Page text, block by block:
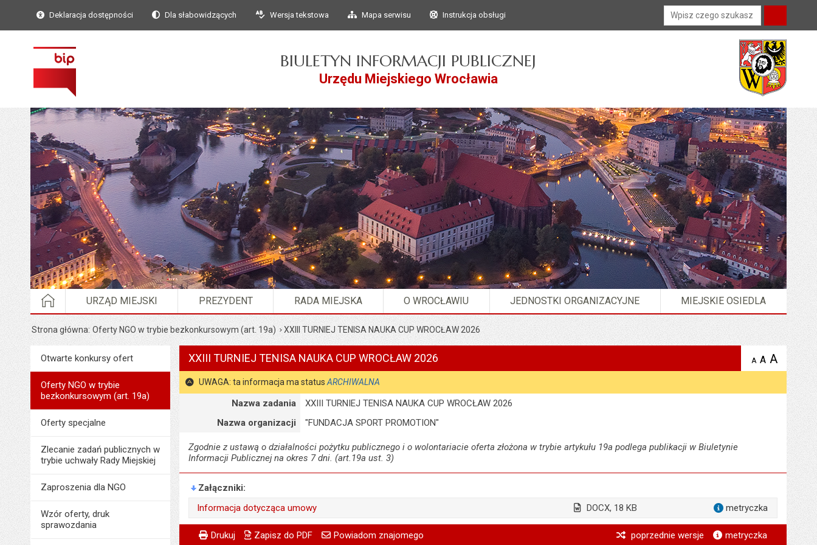
Przejdź do głównego
Przejdź do treści
Deklaracja dostępności Dla słabowidzących Wersja tekstowa Mapa serwisu Instrukcja obsługi Wyszukiwarka
BIULETYN INFORMACJI PUBLICZNEJ
Urzędu Miejskiego Wrocławia
STRONA GŁÓWNA
URZĄD MIEJSKI PREZYDENT RADA MIEJSKA O WROCŁAWIU JEDNOSTKI ORGANIZACYJNE MIEJSKIE OSIEDLA
Strona główna Oferty NGO w trybie bezkonkursowym (art. 19a) XXIII TURNIEJ TENISA NAUKA CUP WROCŁAW 2026
MenuOrganizacje pozarządowe
Otwarte konkursy ofert
Oferty NGO w trybie
bezkonkursowym (art. 19a)
Oferty specjalne
Zlecanie zadań publicznych w
trybie uchwały Rady Miejskiej
Zaproszenia dla NGO
Wzór oferty, druk
sprawozdania
XXIII TURNIEJ TENISA NAUKA CUP WROCŁAW 2026 Wersja strony w formacie
A zmniejsz
tekst na
A domyślna
wielkość
stronie
A
tekst
UWAGA: ta informacja ma statusARCHIWALNA
Nazwa zadania
XXIII TURNIEJ TENISA NAUKA CUP WROCŁAW 2026
Nazwa organizacji
"FUNDACJA SPORT PROMOTION"
Zgodnie z ustawą o działalności pożytku publicznego i o wolontariacie oferta złożona w trybie artykułu 19a podlega publikacji w Biuletynie
Informacji Publicznej na okres 7 dni. (art.19a ust. 3)
Załączniki
Informacja dotycząca umowy
DOCX, 18 KB
metryczka
Wytworzył:
Metryczka
Odpowiedzialny za treść:
Anna Kieler
Powiadom znajomego Powiadom znajomego
Twoje
Pole wymagane *
Drukuj Zapisz do PDF Powiadom znajomego poprzednie wersje metryczka